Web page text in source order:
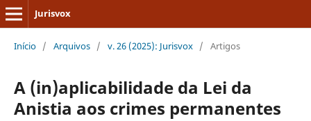
Jurisvox
Início / Arquivos / v. 26 (2025): Jurisvox / Artigos
A (in)aplicabilidade da Lei da
Anistia aos crimes permanentes